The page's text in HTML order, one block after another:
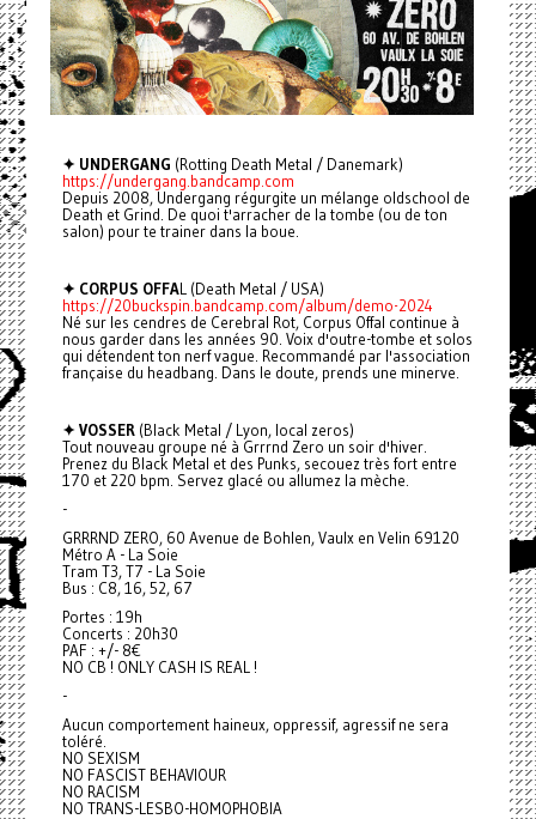
✦ UNDERGANG (Rotting Death Metal / Danemark)
https://undergang.bandcamp.com
Depuis 2008, Undergang régurgite un mélange oldschool de
Death et Grind. De quoi t'arracher de la tombe (ou de ton
salon) pour te trainer dans la boue.
✦ CORPUS OFFAL (Death Metal / USA)
https://20buckspin.bandcamp.com/album/demo-2024
Né sur les cendres de Cerebral Rot, Corpus Offal continue à
nous garder dans les années 90. Voix d'outre-tombe et solos
qui détendent ton nerf vague. Recommandé par l'association
française du headbang. Dans le doute, prends une minerve.
✦ VOSSER(Black Metal / Lyon, local zeros)
Tout nouveau groupe né à Grrrnd Zero un soir d'hiver.
Prenez du Black Metal et des Punks, secouez très fort entre
170 et 220 bpm. Servez glacé ou allumez la mèche.
-
GRRRND ZERO, 60 Avenue de Bohlen, Vaulx en Velin 69120
Métro A - La Soie
Tram T3, T7 - La Soie
Bus : C8, 16, 52, 67
Portes : 19h
Concerts : 20h30
PAF : +/- 8€
NO CB ! ONLY CASH IS REAL !
-
Aucun comportement haineux, oppressif, agressif ne sera
toléré.
NO SEXISM
NO FASCIST BEHAVIOUR
NO RACISM
NO TRANS-LESBO-HOMOPHOBIA